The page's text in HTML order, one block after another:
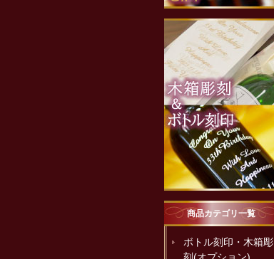
商品カテゴリ一覧
ボトル刻印・木箱彫